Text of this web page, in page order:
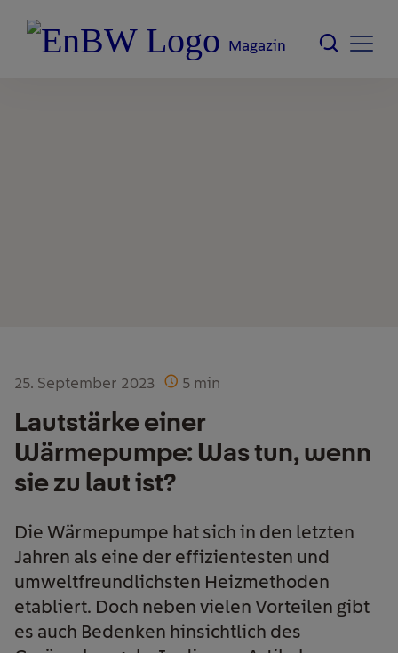
Magazin
25. September 2023 5 min
Lautstärke einer
Wärmepumpe: Was tun, wenn
sie zu laut ist?
Die Wärmepumpe hat sich in den letzten
Jahren als eine der effizientesten und
umweltfreundlichsten Heizmethoden
etabliert. Doch neben vielen Vorteilen gibt
es auch Bedenken hinsichtlich des